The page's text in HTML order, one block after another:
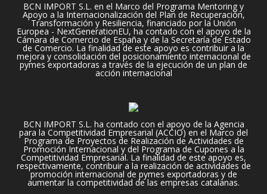
BCN IMPORT S.L. en el Marco del Programa Mentoring y
Apoyo a la Internacionalización del Plan de Recuperación,
Transformación y Resiliencia, financiado por la Unión
Europea - NextGenerationEU, ha contado con el apoyo de la
Cámara de Comercio de España y de la Secretaría de Estado
de Comercio. La finalidad de este apoyo es contribuir a la
mejora y consolidación del posicionamiento internacional de
pymes exportadoras a través de la ejecución de un plan de
acción internacional
BCN IMPORT S.L. ha contado con el apoyo de la Agencia
para la Competitividad Empresarial (ACCIO) en el Marco del
Programa de Proyectos de Realización de Actividades de
Promoción Internacional y del Programa de Cupones a la
Competitividad Empresarial. La finalidad de este apoyo es,
respectivamente, contribuir a la realización de actividades de
promoción internacional de pymes exportadoras y de
aumentar la competitividad de las empresas catalanas.